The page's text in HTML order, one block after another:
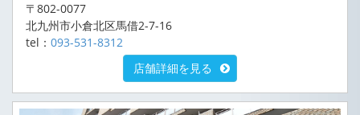
〒802-0077
北九州市小倉北区馬借2-7-16
tel： 093-531-8312
店舗詳細を見る